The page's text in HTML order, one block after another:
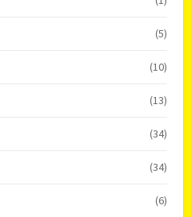
(5)
(10)
(13)
(34)
(34)
(6)